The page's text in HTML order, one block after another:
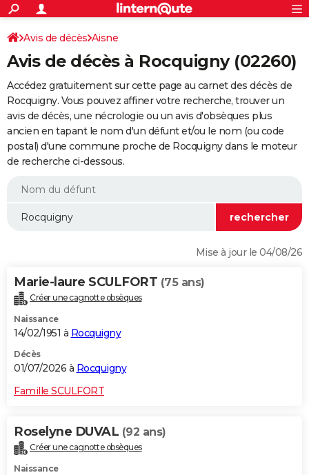
ACTUALITÉS
Politique
Société
Faits Divers
Education
Monde
Villes
+
SPORT
Coupe du monde 2026
Football
Tennis
Cyclisme
Rugby
Forum
Programme TV
TNT
Streaming
Cinéma
Sorties cinéma
Musique
+
FINANCE
Retraite
Impôts
Epargne
Immobilier
Risques naturels par ville
Banque
Assurance
Crédit
AUTO
Essais
Réserver un essai
Citadines
Berlines
SUV
Forum auto
+
HIGH-TECH
BRICOLAGE
WEEK-END
Alimentation
Guide de la santé
Maladies
Médicaments
Sommeil
VOYAGE
Destinations
City break
Voyage nature
Voyage de noces
Forum
Climat
+PHOTO
GUIDES D'ACHAT
Carte de Noël
Carte Bonne année
Carte Saint-Valentin
Carte Pâques
Carte d'anniversaire
DICTIONNAIRE
Dictionnaire
Biographies
Citations
Expressions
Proverbes
PROGRAMME TV
Avis de décès Aisne
Avis de décès à Rocquigny (02260)
Accédez gratuitement sur cette page au carnet des décès de
Rocquigny. Vous pouvez affiner votre recherche, trouver un
avis de décès, une nécrologie ou un avis d'obsèques plus
ancien en tapant le nom d'un défunt et/ou le nom (ou code
postal) d'une commune proche de Rocquigny dans le moteur
de recherche ci-dessous.
Mise à jour le 04/08/26
Marie-laure SCULFORT (75 ans)
Créer une cagnotte obsèques
Naissance
14/02/1951 à Rocquigny
Décès
01/07/2026 à Rocquigny
Famille SCULFORT
Roselyne DUVAL (92 ans)
Créer une cagnotte obsèques
Naissance